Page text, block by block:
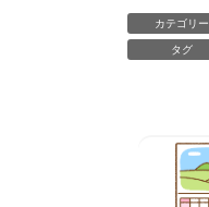
カテゴリー
タグ